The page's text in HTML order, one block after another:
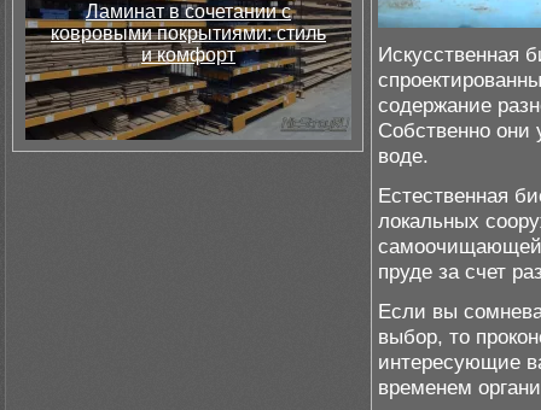
Ламинат в сочетании с
ковровыми покрытиями: стиль
и комфорт
Искусственная
содержание
Собственно они
воде.
Естественная
локальных
самоочищающей
пруде за счет
Если вы
выбор, то
интересующие
временем